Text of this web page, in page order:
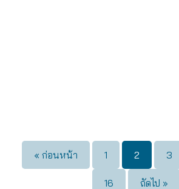
« ก่อนหน้า 1 2 3
16 ถัดไป »